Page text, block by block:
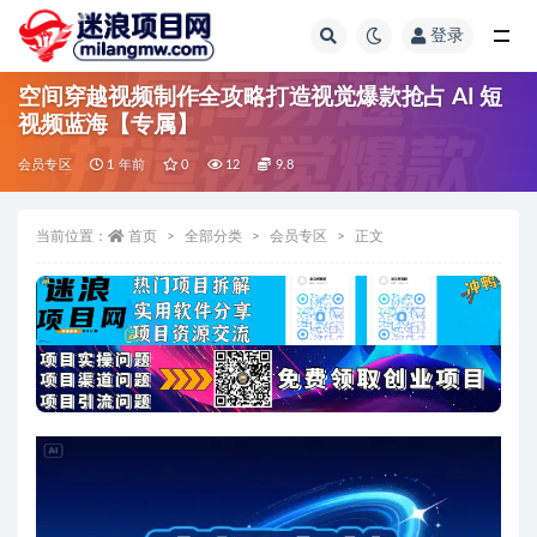
登录
空间穿越视频制作全攻略打造视觉爆款抢占 AI 短
视频蓝海【专属】
会员专区 1 年前 0 12 9.8
当前位置： 首页 全部分类 会员专区 正文
全部